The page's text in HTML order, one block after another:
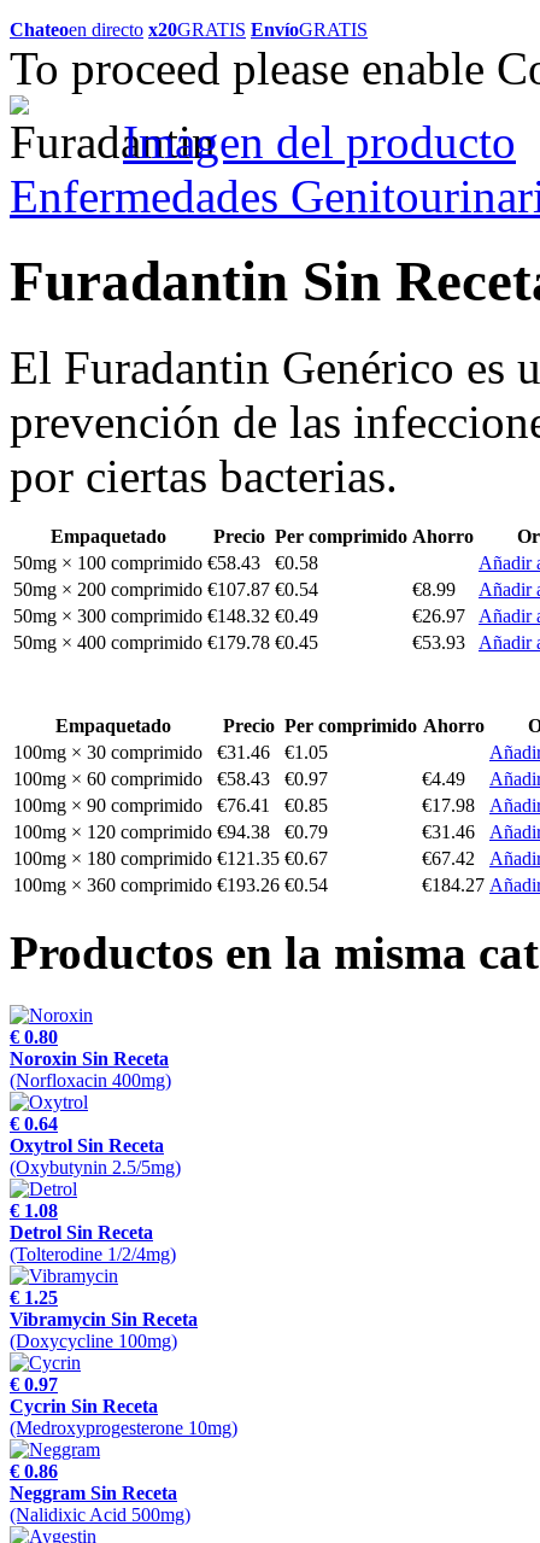
Chateoen directo x20GRATIS EnvíoGRATIS
To proceed please enable
Imagen del producto
Enfermedades
Furadantin Sin
El Furadantin Genérico es
prevención de las
por ciertas bacterias.
Empaquetado Precio Per comprimido Ahorro
50mg × 100 comprimido €58.43 €0.58
Añadir
50mg × 200 comprimido €107.87 €0.54 €8.99
Añadir
50mg × 300 comprimido €148.32 €0.49 €26.97
Añadir
50mg × 400 comprimido €179.78 €0.45 €53.93 Añadir
Empaquetado Precio Per comprimido Ahorro
100mg × 30 comprimido
€31.46 €1.05
100mg × 60 comprimido
€58.43 €0.97 €4.49
100mg × 90 comprimido
€76.41 €0.85 €17.98
100mg × 120 comprimido €94.38 €0.79 €31.46
100mg × 180 comprimido €121.35 €0.67 €67.42
100mg × 360 comprimido €193.26 €0.54 €184.27
Productos en la misma
€ 0.80
Noroxin Sin Receta
(Norfloxacin 400mg)
€ 0.64
Oxytrol Sin Receta
(Oxybutynin 2.5/5mg)
€ 1.08
Detrol Sin Receta
(Tolterodine 1/2/4mg)
€ 1.25
Vibramycin Sin Receta
(Doxycycline 100mg)
€ 0.97
Cycrin Sin Receta
(Medroxyprogesterone 10mg)
€ 0.86
Neggram Sin Receta
(Nalidixic Acid 500mg)